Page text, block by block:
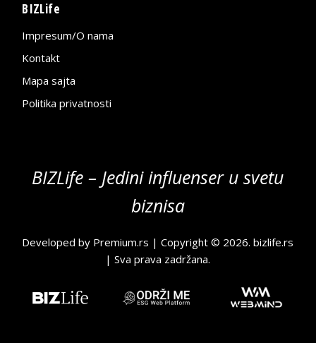
BIZLife
Impresum/O nama
Kontakt
Mapa sajta
Politika privatnosti
BIZLife – Jedini influenser u svetu
biznisa
Developed by Premium.rs | Copyright © 2026.bizlife.rs
| Sva prava zadržana.